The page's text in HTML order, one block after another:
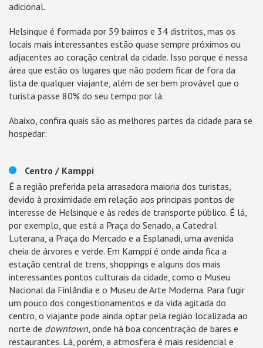
adicional.
Helsinque é formada por 59 bairros e 34 distritos, mas os
locais mais interessantes estão quase sempre próximos ou
adjacentes ao coração central da cidade. Isso porque é nessa
área que estão os lugares que não podem ficar de fora da
lista de qualquer viajante, além de ser bem provável que o
turista passe 80% do seu tempo por lá.
Abaixo, confira quais são as melhores partes da cidade para se
hospedar:
Centro / Kamppi
É a região preferida pela arrasadora maioria dos turistas,
devido à proximidade em relação aos principais pontos de
interesse de Helsinque e às redes de transporte público. É lá,
por exemplo, que está a Praça do Senado, a Catedral
Luterana, a Praça do Mercado e a Esplanadi, uma avenida
cheia de árvores e verde. Em Kamppi é onde ainda fica a
estação central de trens, shoppings e alguns dos mais
interessantes pontos culturais da cidade, como o Museu
Nacional da Finlândia e o Museu de Arte Moderna. Para fugir
um pouco dos congestionamentos e da vida agitada do
centro, o viajante pode ainda optar pela região localizada ao
norte de downtown, onde há boa concentração de bares e
restaurantes. Lá, porém, a atmosfera é mais residencial e